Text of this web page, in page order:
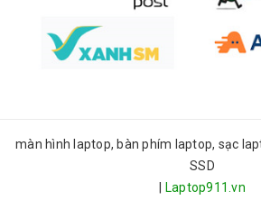
màn hình laptop, bàn phím laptop, sạc
SSD
Laptop911.vn